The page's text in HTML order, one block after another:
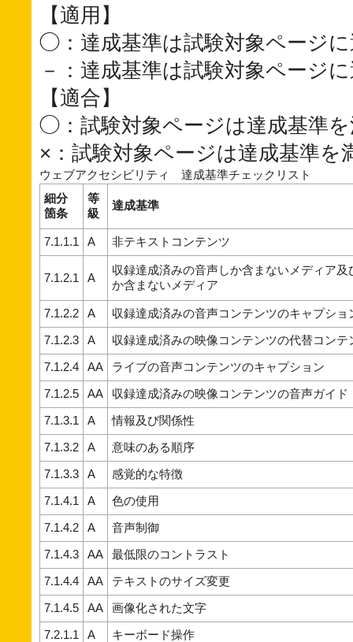
【適用】
◯：達成基準は試験対象ページ
－：達成基準は試験対象ページ
【適合】
◯：試験対象ページは達成基準
×：試験対象ページは達成基準を
ウェブアクセシビリティ 達成基準チェックリスト
細分
箇条
等
級
達成基準
7.1.1.1 A 非テキストコンテンツ
7.1.2.1 A
収録達成済みの音声しか含まないメディア
か含まないメディア
7.1.2.2 A 収録達成済みの音声コンテンツのキャプショ
7.1.2.3 A 収録達成済みの映像コンテンツの代替コンテ
7.1.2.4 AA ライブの音声コンテンツのキャプション
7.1.2.5 AA 収録達成済みの映像コンテンツの音声ガイド
7.1.3.1 A 情報及び関係性
7.1.3.2 A 意味のある順序
7.1.3.3 A 感覚的な特徴
7.1.4.1 A 色の使用
7.1.4.2 A 音声制御
7.1.4.3 AA 最低限のコントラスト
7.1.4.4 AA テキストのサイズ変更
7.1.4.5 AA 画像化された文字
7.2.1.1 A キーボード操作